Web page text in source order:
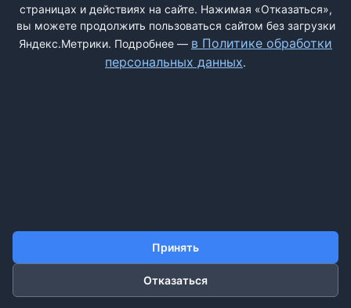
ДОБАВИТЬ ЖАЛОБУ
КОНТАКТЫ
страницах и действиях на сайте. Нажимая «Отказаться»,
вы можете продолжить пользоваться сайтом без загрузки
Яндекс.Метрики. Подробнее — в Политике обработки
персональных данных.
Принять
Отказаться